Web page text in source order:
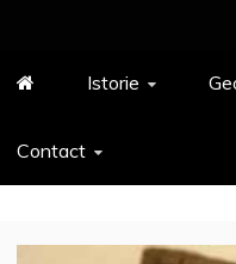
Istorie
Contact